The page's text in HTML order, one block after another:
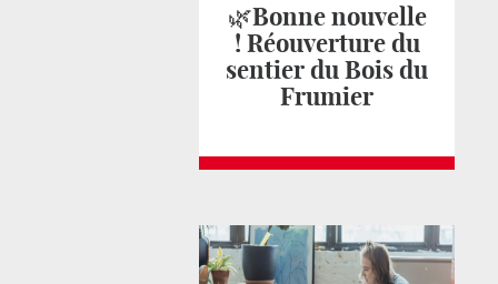
🌿Bonne nouvelle
! Réouverture du
sentier du Bois du
Frumier